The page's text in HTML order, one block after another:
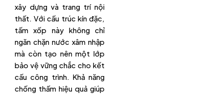
xây dựng và trang trí nội
thất. Với cấu trúc kín đặc,
tấm xốp này không chỉ
ngăn chặn nước xâm nhập
mà còn tạo nên một lớp
bảo vệ vững chắc cho kết
cấu công trình. Khả năng
chống thấm hiệu quả giúp